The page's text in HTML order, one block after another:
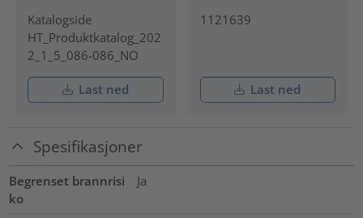
Katalogside
HT_Produktkatalog_202
2_1_5_086-086_NO
Last ned
1121639
Last ned
Spesifikasjoner
Begrenset brannrisi
ko
Ja